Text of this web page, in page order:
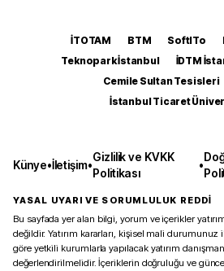
İTOTAM BTM SoftITo
Teknopark İstanbul
İDTM
Cemile Sultan Tesisleri
İstanbul Ticaret
Künye•İletişim•
Gizlilik ve KVKK
Politikası
•
YASAL UYARI VE SORUMLULUK REDDİ
Bu sayfada yer alan bilgi, yorum ve içerikler
değildir. Yatırım kararları, kişisel mali
göre yetkili kurumlarla yapılacak yatırım
değerlendirilmelidir. İçeriklerin doğruluğu ve